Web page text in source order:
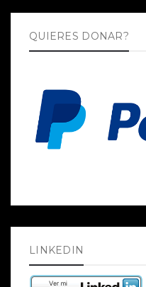
QUIERES DONAR?
LINKEDIN